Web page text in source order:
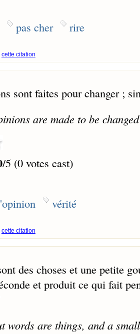
pas cher rire
cette citation
sont faites pour changer ;
are made to be
/5 (0 votes cast)
vérité
cette citation
des choses et une petite
et produit ce qui fait
words are things, and a